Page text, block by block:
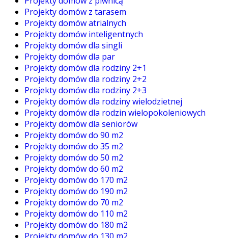
Projekty domów z tarasem
Projekty domów atrialnych
Projekty domów inteligentnych
Projekty domów dla singli
Projekty domów dla par
Projekty domów dla rodziny 2+1
Projekty domów dla rodziny 2+2
Projekty domów dla rodziny 2+3
Projekty domów dla rodziny wielodzietnej
Projekty domów dla rodzin wielopokoleniowych
Projekty domów dla seniorów
Projekty domów do 90 m2
Projekty domów do 35 m2
Projekty domów do 50 m2
Projekty domów do 60 m2
Projekty domów do 170 m2
Projekty domów do 190 m2
Projekty domów do 70 m2
Projekty domów do 110 m2
Projekty domów do 180 m2